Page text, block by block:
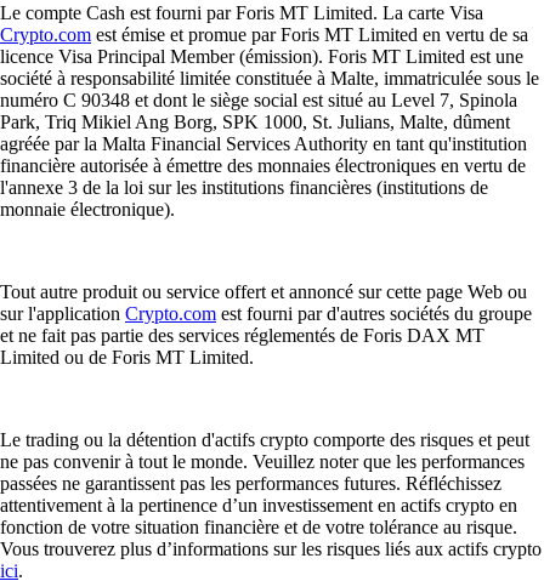
Le compte Cash est fourni par Foris MT Limited. La carte Visa
Crypto.com est émise et promue par Foris MT Limited en vertu de sa
licence Visa Principal Member (émission). Foris MT Limited est une
société à responsabilité limitée constituée à Malte, immatriculée sous le
numéro C 90348 et dont le siège social est situé au Level 7, Spinola
Park, Triq Mikiel Ang Borg, SPK 1000, St. Julians, Malte, dûment
agréée par la Malta Financial Services Authority en tant qu'institution
financière autorisée à émettre des monnaies électroniques en vertu de
l'annexe 3 de la loi sur les institutions financières (institutions de
monnaie électronique).
Tout autre produit ou service offert et annoncé sur cette page Web ou
sur l'application Crypto.com est fourni par d'autres sociétés du groupe
et ne fait pas partie des services réglementés de Foris DAX MT
Limited ou de Foris MT Limited.
Le trading ou la détention d'actifs crypto comporte des risques et peut
ne pas convenir à tout le monde. Veuillez noter que les performances
passées ne garantissent pas les performances futures. Réfléchissez
attentivement à la pertinence d’un investissement en actifs crypto en
fonction de votre situation financière et de votre tolérance au risque.
Vous trouverez plus d’informations sur les risques liés aux actifs crypto
ici.